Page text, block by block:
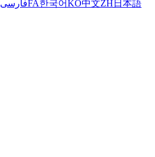
فارسیFA한국어KO中文ZH 日本語